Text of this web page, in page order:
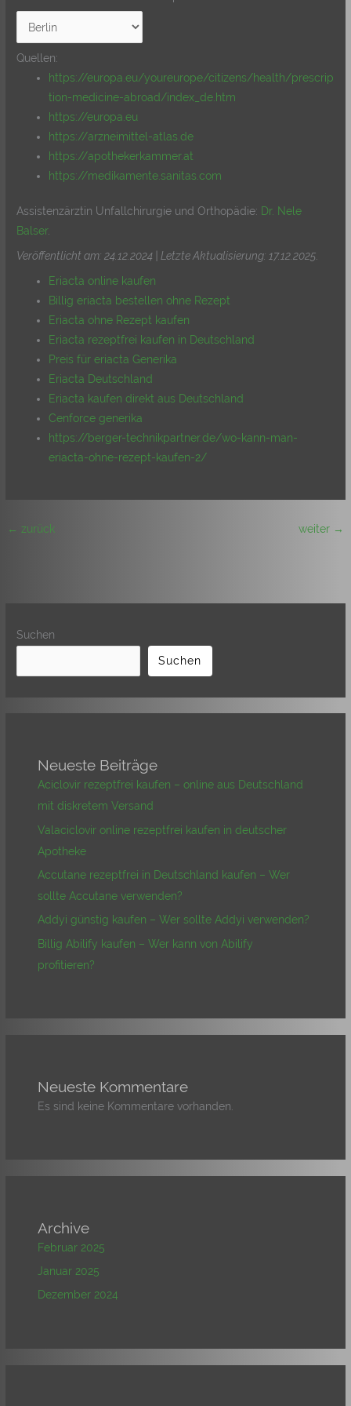
Quellen:
https://europa.eu/youreurope/citizens/health/prescrip
tion-medicine-abroad/index_de.htm
https://europa.eu
https://arzneimittel-atlas.de
https://apothekerkammer.at
https://medikamente.sanitas.com
Assistenzärztin Unfallchirurgie und Orthopädie: Dr. Nele
Balser.
Veröffentlicht am: 24.12.2024 | Letzte Aktualisierung: 17.12.2025
Eriacta online kaufen
Billig eriacta bestellen ohne Rezept
Eriacta ohne Rezept kaufen
Eriacta rezeptfrei kaufen in Deutschland
Preis für eriacta Generika
Eriacta Deutschland
Eriacta kaufen direkt aus Deutschland
Cenforce generika
https://berger-technikpartner.de/wo-kann-man-
eriacta-ohne-rezept-kaufen-2/
← zurück weiter →
Suchen
Suchen
Neueste Beiträge
Aciclovir rezeptfrei kaufen – online aus Deutschland
mit diskretem Versand
Valaciclovir online rezeptfrei kaufen in deutscher
Apotheke
Accutane rezeptfrei in Deutschland kaufen – Wer
sollte Accutane verwenden?
Addyi günstig kaufen – Wer sollte Addyi verwenden?
Billig Abilify kaufen – Wer kann von Abilify
profitieren?
Neueste Kommentare
Es sind keine Kommentare vorhanden.
Archive
Februar 2025
Januar 2025
Dezember 2024